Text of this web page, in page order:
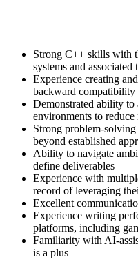
Strong C++ skills with
systems and associated
Experience creating
backward compatibility
Demonstrated ability
environments to
Strong problem-
beyond established
Ability to navigate
define deliverables
Experience with
record of leveraging
Excellent
Experience writing
platforms, including
Familiarity with AI-
is a plus